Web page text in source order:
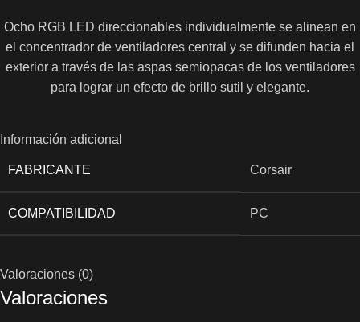
Ocho RGB LED direccionables individualmente se alinean en
el concentrador de ventiladores central y se difunden hacia el
exterior a través de las aspas semiopacas de los ventiladores
para lograr un efecto de brillo sutil y elegante.
Información adicional
FABRICANTE Corsair
COMPATIBILIDAD PC
Valoraciones (0)
Valoraciones